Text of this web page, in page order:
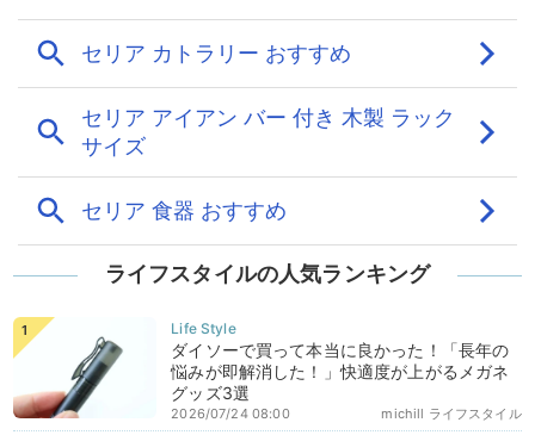
ライフスタイルの人気ランキング
ダイソーで買って本当に良かった！「長年の
悩みが即解消した！」快適度が上がるメガネ
グッズ3選
michill ライフスタイル
2026/07/24 08:00